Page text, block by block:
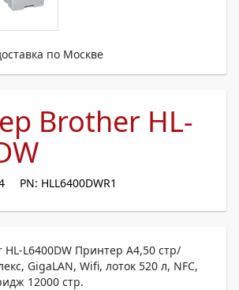
по Москве
Brother HL-
PN: HLL6400DWR1
L6400DW Принтер A4,50 стр/
GigaLAN, Wifi, лоток 520 л, NFC,
12000 стр.